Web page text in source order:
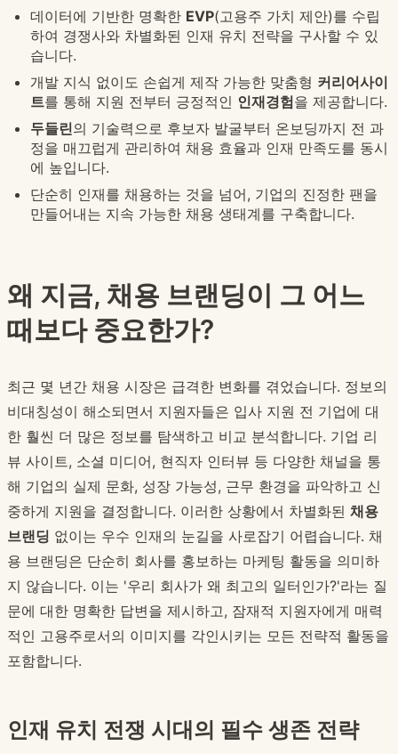
데이터에 기반한 명확한 EVP(고용주 가치 제안)를 수립
하여 경쟁사와 차별화된 인재 유치 전략을 구사할 수 있
습니다.
개발 지식 없이도 손쉽게 제작 가능한 맞춤형 커리어사이
트를 통해 지원 전부터 긍정적인 인재경험을 제공합니다.
두들린의 기술력으로 후보자 발굴부터 온보딩까지 전 과
정을 매끄럽게 관리하여 채용 효율과 인재 만족도를 동시
에 높입니다.
단순히 인재를 채용하는 것을 넘어, 기업의 진정한 팬을
만들어내는 지속 가능한 채용 생태계를 구축합니다.
왜 지금, 채용 브랜딩이 그 어느
때보다 중요한가?
최근 몇 년간 채용 시장은 급격한 변화를 겪었습니다. 정보의
비대칭성이 해소되면서 지원자들은 입사 지원 전 기업에 대
한 훨씬 더 많은 정보를 탐색하고 비교 분석합니다. 기업 리
뷰 사이트, 소셜 미디어, 현직자 인터뷰 등 다양한 채널을 통
해 기업의 실제 문화, 성장 가능성, 근무 환경을 파악하고 신
중하게 지원을 결정합니다. 이러한 상황에서 차별화된 채용
브랜딩 없이는 우수 인재의 눈길을 사로잡기 어렵습니다. 채
용 브랜딩은 단순히 회사를 홍보하는 마케팅 활동을 의미하
지 않습니다. 이는 '우리 회사가 왜 최고의 일터인가?'라는 질
문에 대한 명확한 답변을 제시하고, 잠재적 지원자에게 매력
적인 고용주로서의 이미지를 각인시키는 모든 전략적 활동을
포함합니다.
인재 유치 전쟁 시대의 필수 생존 전략